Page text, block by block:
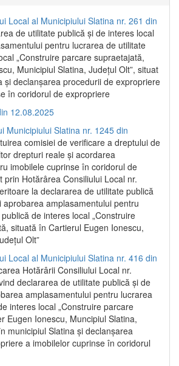
Local al Municipiului Slatina nr. 261 din
de utilitate publică și de interes local
pentru lucrarea de utilitate
„Construire parcare supraetajată,
Municipiul Slatina, Județul Olt”, situat
și declanșarea procedurii de expropriere
în coridorul de expropriere
12.08.2025
Municipiului Slatina nr. 1245 din
comisiei de verificare a dreptului de
drepturi reale și acordarea
imobilele cuprinse în coridorul de
prin Hotărârea Consiliului Local nr.
la declararea de utilitate publică
aprobarea amplasamentului pentru
de interes local „Construire
situată în Cartierul Eugen Ionescu,
Olt”
Local al Municipiului Slatina nr. 416 din
Hotărârii Consiliului Local nr.
declararea de utilitate publică și de
amplasamentului pentru lucrarea
interes local „Construire parcare
Eugen Ionescu, Muncipiul Slatina,
municipiul Slatina și declanșarea
a imobilelor cuprinse în coridorul